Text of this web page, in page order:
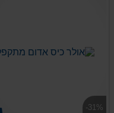
-31%